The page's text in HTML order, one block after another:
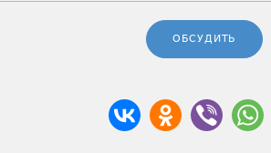
ОБСУДИТЬ